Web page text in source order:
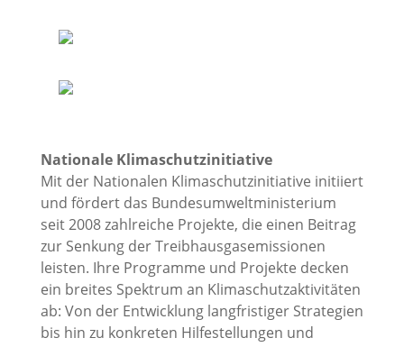
Nationale Klimaschutzinitiative
Mit der Nationalen Klimaschutzinitiative initiiert
und fördert das Bundesumweltministerium
seit 2008 zahlreiche Projekte, die einen Beitrag
zur Senkung der Treibhausgasemissionen
leisten. Ihre Programme und Projekte decken
ein breites Spektrum an Klimaschutzaktivitäten
ab: Von der Entwicklung langfristiger Strategien
bis hin zu konkreten Hilfestellungen und